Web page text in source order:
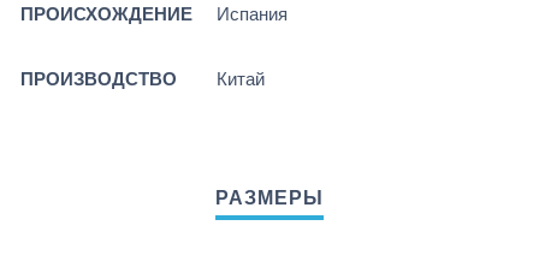
ПРОИСХОЖДЕНИЕ Испания
ПРОИЗВОДСТВО Китай